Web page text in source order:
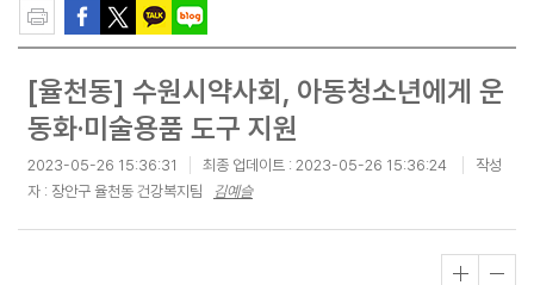
[율천동] 수원시약사회, 아동청소년에게 운
동화·미술용품 도구 지원
2023-05-26 15:36:31 최종 업데이트 : 2023-05-26 15:36:24
작성
자 : 장안구 율천동 건강복지팀
김예슬